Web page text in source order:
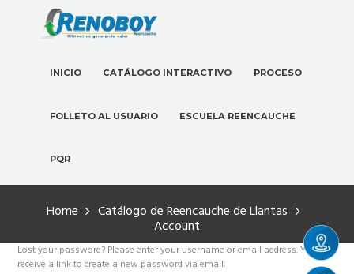
INICIO CATÁLOGO INTERACTIVO PROCESO
FOLLETO AL USUARIO ESCUELA REENCAUCHE
PQR
Home Catálogo de Reencauche de Llantas
Account
Lost your password? Please enter your username or email address. You will
receive a link to create a new password via email.